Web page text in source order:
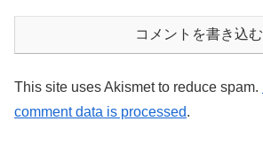
コメントを書き込む
This site uses Akismet to reduce spam.
comment data is processed.